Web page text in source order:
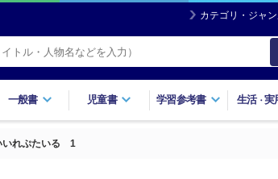
カテゴリ・ジャ
一般書 児童書 学習参考書 生活・実
いれぷたいる 1